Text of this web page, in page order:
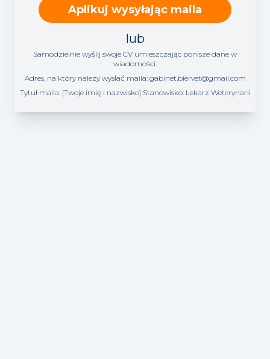
Aplikuj wysyłając maila
lub
Samodzielnie wyślij swoje CV umieszczając ponisze dane w
wiadomości:
Adres, na który nalezy wysłać maila: gabinet.biervet@gmail.com
Tytuł maila: [Twoje imię i nazwisko] Stanowisko: Lekarz Weterynarii